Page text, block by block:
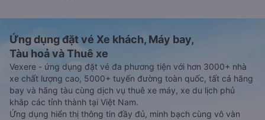
Ứng dụng đặt vé Xe khách, Máy bay,
Tàu hoả và Thuê xe
Vexere - ứng dụng đặt vé đa phương tiện với hơn 3000+ nhà
xe chất lượng cao, 5000+ tuyến đường toàn quốc, tất cả hãng
bay và hãng tàu cùng dịch vụ thuê xe máy, xe du lịch phủ
khắp các tỉnh thành tại Việt Nam.
Ứng dụng hiển thị thông tin đầy đủ, minh bạch cùng vô vàn